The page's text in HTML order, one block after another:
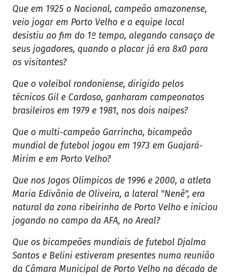
Que em 1925 o Nacional, campeão amazonense,
veio jogar em Porto Velho e a equipe local
desistiu ao fim do 1º tempo, alegando cansaço de
seus jogadores, quando o placar já era 8x0 para
os visitantes?
Que o voleibol rondoniense, dirigido pelos
técnicos Gil e Cardoso, ganharam campeonatos
brasileiros em 1979 e 1981, nos dois naipes?
Que o multi-campeão Garrincha, bicampeão
mundial de futebol jogou em 1973 em Guajará-
Mirim e em Porto Velho?
Que nos Jogos Olímpicos de 1996 e 2000, a atleta
Maria Edivânia de Oliveira, a lateral "Nenê", era
natural da zona ribeirinha de Porto Velho e iniciou
jogando no campo da AFA, no Areal?
Que os bicampeões mundiais de futebol Djalma
Santos e Belini estiveram presentes numa reunião
da Câmara Municipal de Porto Velho na década de